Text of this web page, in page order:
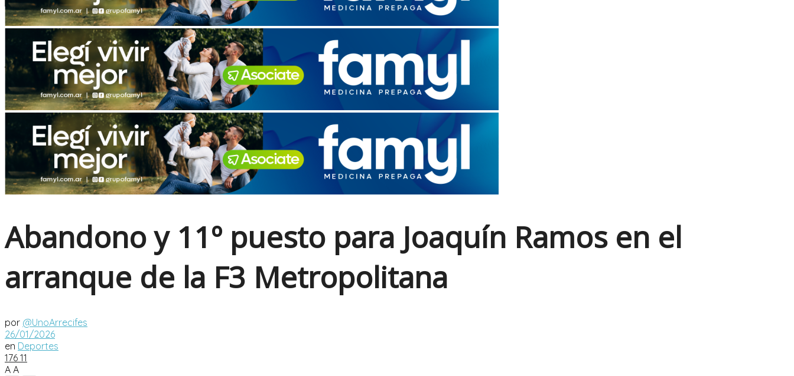
No Result
View All Result
Abandono y 11º puesto para Joaquín Ramos en el
arranque de la F3 Metropolitana
por @UnoArrecifes
26/01/2026
en Deportes
176 11
A A